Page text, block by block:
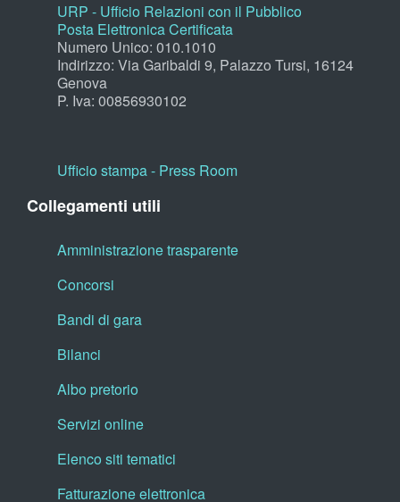
URP - Ufficio Relazioni con il Pubblico
Posta Elettronica Certificata
Numero Unico: 010.1010
Indirizzo: Via Garibaldi 9, Palazzo Tursi, 16124
Genova
P. Iva: 00856930102
Ufficio stampa - Press Room
Collegamenti utili
Amministrazione trasparente
Concorsi
Bandi di gara
Bilanci
Albo pretorio
Servizi online
Elenco siti tematici
Fatturazione elettronica